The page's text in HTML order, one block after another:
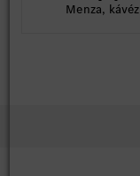
Menza,